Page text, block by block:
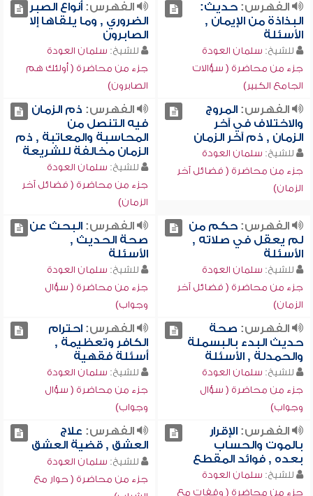
الفهرس:حديث:
البذاذة من الإيمان ,
الأسئلة
للشيخ: سلمان العودة
جزء من محاضرة ( سؤالات
الجامع الكبير)
الفهرس:أنواع الصبر
الضروري , وما يلقاها إلا
الصابرون
للشيخ: سلمان العودة
جزء من محاضرة ( أولئك هم
الصابرون)
الفهرس:المروج
والاختلاف في آخر
الزمان , ذم آخر الزمان
للشيخ: سلمان العودة
جزء من محاضرة ( فضائل آخر
الزمان)
الفهرس: ذم الزمان
فيه التنصل من
المحاسبة والمعاتبة , ذم
الزمان مخالفة للشريعة
للشيخ: سلمان العودة
جزء من محاضرة ( فضائل آخر
الزمان)
الفهرس:حكم من
لم يعقل في صلاته ,
الأسئلة
للشيخ: سلمان العودة
جزء من محاضرة ( فضائل آخر
الزمان)
الفهرس:البحث عن
صحة الحديث ,
الأسئلة
للشيخ: سلمان العودة
جزء من محاضرة ( سؤال
وجواب)
الفهرس: صحة
حديث البدء بالبسملة
والحمدلة , الأسئلة
للشيخ: سلمان العودة
جزء من محاضرة ( سؤال
وجواب)
الفهرس:احترام
الكافر وتعظيمة ,
أسئلة فقهية
للشيخ: سلمان العودة
جزء من محاضرة ( سؤال
وجواب)
الفهرس:الإقرار
بالموت والحساب
بعده , فوائد المقطع
للشيخ: سلمان العودة
جزء من محاضرة ( وقفات مع
الفهرس: علاج
العشق , قضية العشق
للشيخ: سلمان العودة
جزء من محاضرة ( حوار مع